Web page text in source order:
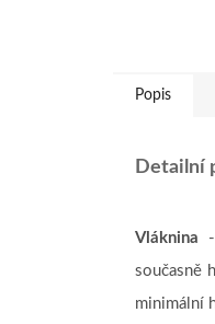
Popis
Detailní
Vláknina
současně
minimální